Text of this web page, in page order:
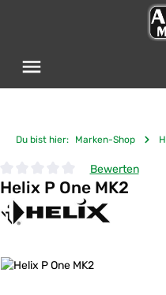
Du bist hier: Marken-Shop
Durchschnittliche Bewertung
Bewerten
Helix P One MK2
Bildergalerie überspringen